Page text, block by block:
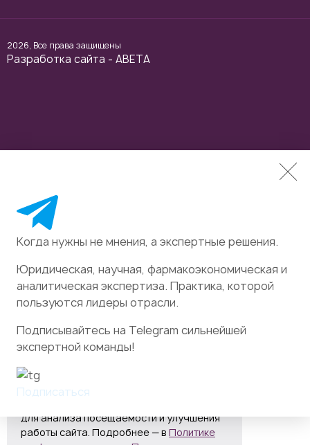
2026, Все права защищены
Разработка сайта - ABETA
На сайте используются файлы cookies и
для анализа посещаемости и улучшения
работы сайта. Подробнее — в Политике
Когда нужны не мнения, а экспертные решения.
Юридическая, научная, фармакоэкономическая и
аналитическая экспертиза. Практика, которой
пользуются лидеры отрасли.
Подписывайтесь на Telegram сильнейшей
экспертной команды!
Подписаться